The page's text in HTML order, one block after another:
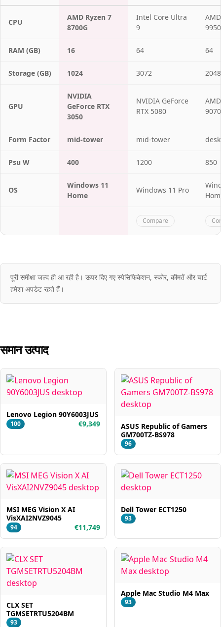
CPU
AMD Ryzen 7
8700G
Intel Core Ultra
9
RAM (GB) 16 64 64
Storage (GB) 1024 3072 2048
GPU
NVIDIA
GeForce RTX
3050
NVIDIA GeForce
RTX 5080
Form Factor mid-tower mid-tower
Psu W 400 1200 850
OS
Windows 11
Home
Windows 11 Pro
Compare
पूरी समीक्षा जल्द ही आ रही है। ऊपर दिए गए स्पेसिफिकेशन, स्कोर, कीमतें और चार्ट
हमेशा अपडेट रहते हैं।
समान उत्पाद
Lenovo Legion 90Y6003JUS
100 €9,349
ASUS Republic of Gamers
GM700TZ-BS978
96
MSI MEG Vision X AI
VisXAI2NVZ9045
94 €11,749
Dell Tower ECT1250
93
CLX SET
TGMSETRTU5204BM
93
Apple Mac Studio M4 Max
93